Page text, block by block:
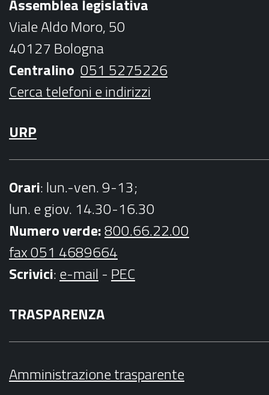
k
a
m
b
e
Assemblea legislativa
Viale Aldo Moro, 50
40127 Bologna
Centralino 051 5275226
Cerca telefoni e indirizzi
URP
Orari: lun.-ven. 9-13;
lun. e giov. 14.30-16.30
Numero verde:800.66.22.00
fax 051 4689664
Scrivici:e-mail - PEC
TRASPARENZA
Amministrazione trasparente